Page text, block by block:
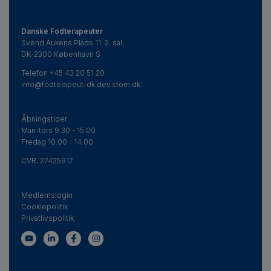
Danske Fodterapeuter
Svend Aukens Plads 11, 2. sal
DK-2300 København S
Telefon +45 43 20 51 20
info@fodterapeut-dk.dev.stom.dk
Åbningstider
Man-tors 9.30 - 15.00
Fredag 10.00 - 14.00
CVR: 27425917
Medlemslogin
Cookiepolitik
Privatlivspolitik